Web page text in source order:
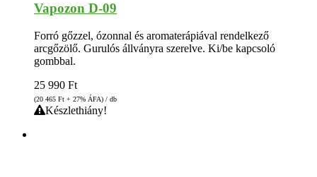
Vapozon D-09
Forró gőzzel, ózonnal és aromaterápiával rendelkező
arcgőzölő. Gurulós állványra szerelve. Ki/be kapcsoló
gombbal.
25 990 Ft
(20 465 Ft + 27% ÁFA) / db
Készlethiány!